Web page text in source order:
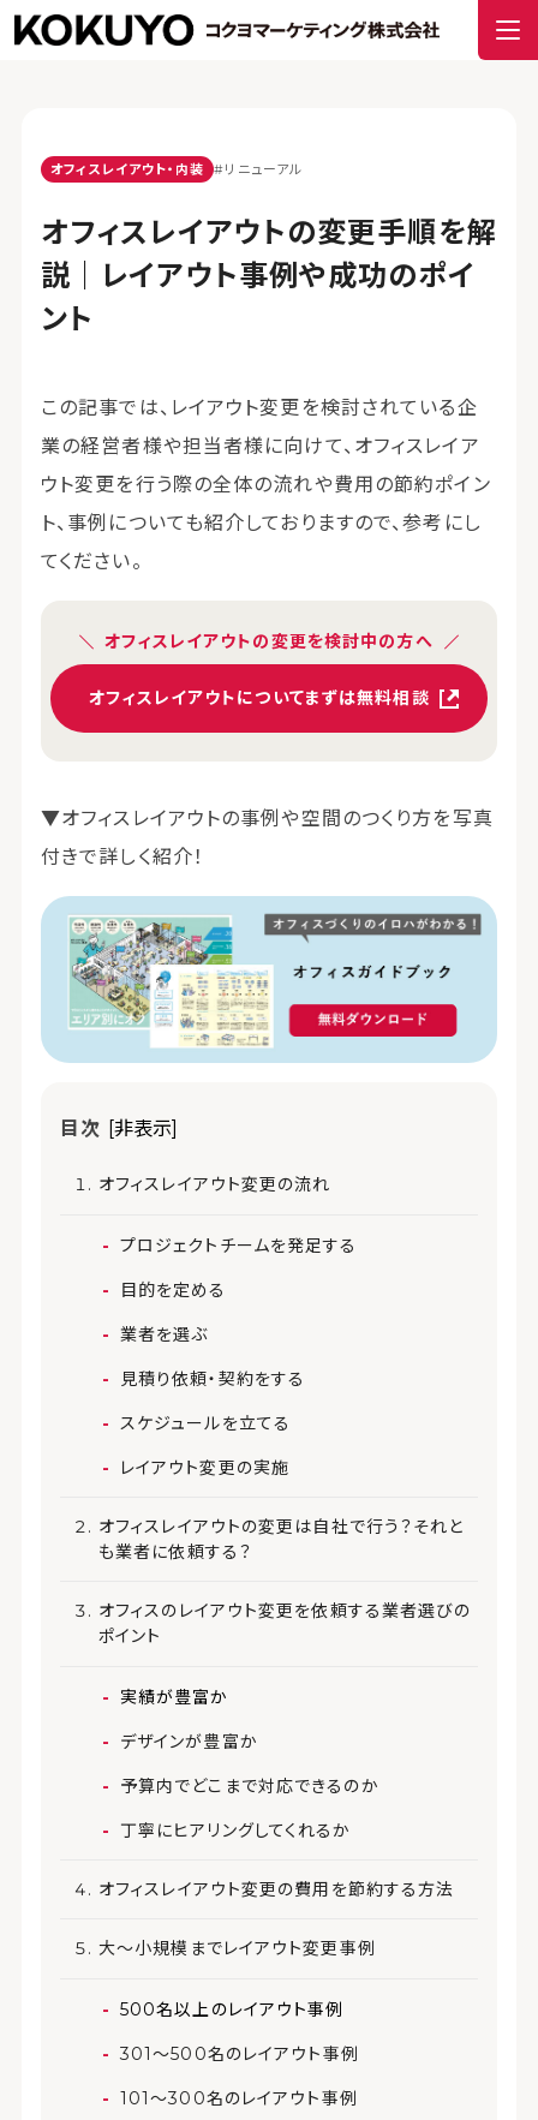
オフィスレイアウト・内装 #リニューアル
オフィスレイアウトの変更手順を解
説｜レイアウト事例や成功のポイ
ント
この記事では、レイアウト変更を検討されている企
業の経営者様や担当者様に向けて、オフィスレイア
ウト変更を行う際の全体の流れや費用の節約ポイン
ト、事例についても紹介しておりますので、参考にし
てください。
オフィスレイアウトの変更を検討中の方へ
オフィスレイアウトについてまずは無料相談
▼オフィスレイアウトの事例や空間のつくり方を写真
付きで詳しく紹介！
目次 [非表示]
オフィスレイアウト変更の流れ
プロジェクトチームを発足する
目的を定める
業者を選ぶ
見積り依頼・契約をする
スケジュールを立てる
レイアウト変更の実施
オフィスレイアウトの変更は自社で行う？それと
も業者に依頼する？
オフィスのレイアウト変更を依頼する業者選びの
ポイント
実績が豊富か
デザインが豊富か
予算内でどこまで対応できるのか
丁寧にヒアリングしてくれるか
オフィスレイアウト変更の費用を節約する方法
大～小規模までレイアウト変更事例
500名以上のレイアウト事例
301～500名のレイアウト事例
101～300名のレイアウト事例